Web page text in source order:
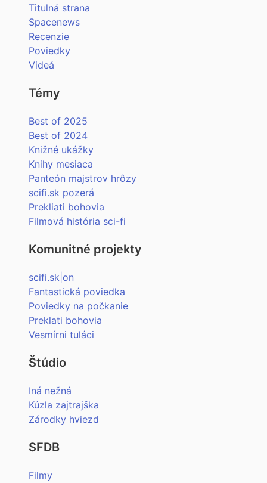
Titulná strana
Spacenews
Recenzie
Poviedky
Videá
Témy
Best of 2025
Best of 2024
Knižné ukážky
Knihy mesiaca
Panteón majstrov hrôzy
scifi.sk pozerá
Prekliati bohovia
Filmová história sci-fi
Komunitné projekty
scifi.sk|on
Fantastická poviedka
Poviedky na počkanie
Preklati bohovia
Vesmírni tuláci
Štúdio
Iná nežná
Kúzla zajtrajška
Zárodky hviezd
SFDB
Filmy